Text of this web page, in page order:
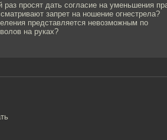
просят дать согласие на уменьшения
запрет на ношение огнестрела?
представляется невозможным по
на руках?